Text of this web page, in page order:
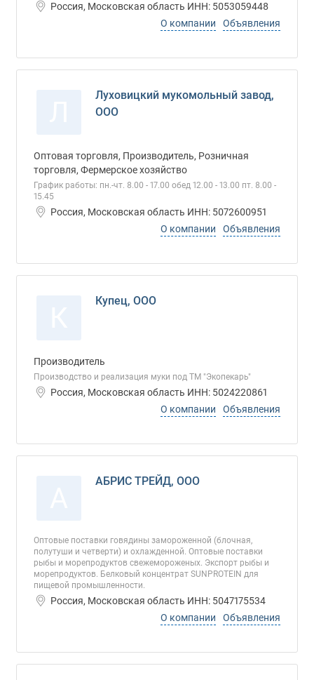
Россия, Московская область ИНН: 5053059448
О компании
Объявления
Луховицкий мукомольный завод,
ООО
Оптовая торговля, Производитель, Розничная
торговля, Фермерское хозяйство
График работы: пн.-чт. 8.00 - 17.00 обед 12.00 - 13.00 пт. 8.00 -
15.45
Россия, Московская область ИНН: 5072600951
О компании
Объявления
Купец, ООО
Производитель
Производство и реализация муки под ТМ "Экопекарь"
Россия, Московская область ИНН: 5024220861
О компании
Объявления
АБРИС ТРЕЙД, ООО
Оптовые поставки говядины замороженной (блочная,
полутуши и четверти) и охлажденной. Оптовые поставки
рыбы и морепродуктов свежемороженых. Экспорт рыбы и
морепродуктов. Белковый концентрат SUNPROTEIN для
пищевой промышленности.
Россия, Московская область ИНН: 5047175534
О компании
Объявления